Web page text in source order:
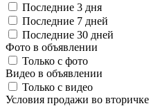
Последние 3 дня
Последние 7 дней
Последние 30 дней
Фото в объявлении
Только с фото
Видео в объявлении
Только с видео
Условия продажи во вторичке